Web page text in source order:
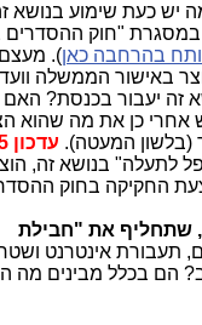
יש כעת שימוע בנושא
במסגרת "חוק
בהרחבה כאן).
באישור הממשלה
זה יעבור בכנסת? האם
אחרי כן את מה שהוא
(בלשון המעטה). עדכון 5.10.15
לתעלה" בנושא זה,
החקיקה בחוק
שתחליף את "חבילת
תעבורת אינטרנט
הם בכלל מבינים מה